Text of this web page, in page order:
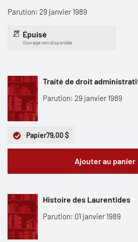
Parution: 29 janvier 1989
Épuisé
Ouvrage non disponible
Traité de droit
Parution: 29 janvier 1989
Papier79,00 $
Ajouter au panier
Histoire des Laurentides
Parution: 01 janvier 1989